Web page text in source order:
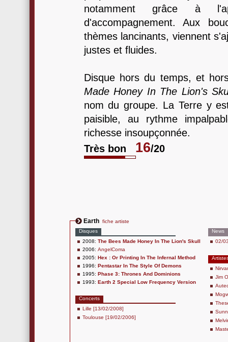
notamment grâce à
d'accompagnement. Aux
thèmes lancinants, viennent
justes et fluides.
Disque hors du temps, et
Made Honey In The Lion's
nom du groupe. La Terre y
paisible, au rythme
richesse insoupçonnée.
Très bon
16/20
Earth fiche artiste
Disques
2008: The Bees Made Honey In The Lion's Skull
2006: AngelComa
2005: Hex : Or Printing In The Infernal Method
1996: Pentastar In The Style Of Demons
1995: Phase 3: Thrones And Dominions
1993: Earth 2 Special Low Frequency Version
Concerts
Lille [13/02/2008]
Toulouse [19/02/2006]
News
02/
Jim